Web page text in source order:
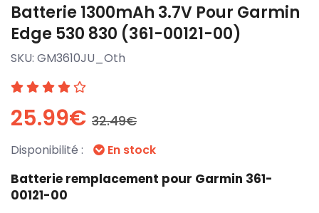
Batterie 1300mAh 3.7V Pour Garmin
Edge 530 830 (361-00121-00)
SKU: GM3610JU_Oth
25.99€ 32.49€
Disponibilité : En stock
Batterie remplacement pour Garmin 361-
00121-00